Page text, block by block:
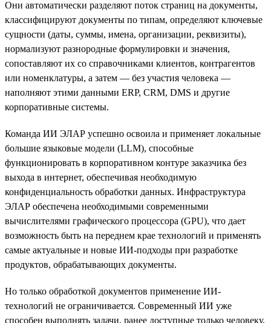
Они автоматически разделяют поток страниц на документы,
классифицируют документы по типам, определяют ключевые
сущности (даты, суммы, имена, организации, реквизиты),
нормализуют разнородные формулировки и значения,
сопоставляют их со справочниками клиентов, контрагентов
или номенклатуры, а затем — без участия человека —
наполняют этими данными ERP, CRM, DMS и другие
корпоративные системы.
Команда ИИ ЭЛАР успешно освоила и применяет локальные
большие языковые модели (LLM), способные
функционировать в корпоративном контуре заказчика без
выхода в интернет, обеспечивая необходимую
конфиденциальность обработки данных. Инфраструктура
ЭЛАР обеспечена необходимыми современными
вычислителями графического процессора (GPU), что дает
возможность быть на переднем крае технологий и применять
самые актуальные и новые ИИ-подходы при разработке
продуктов, обрабатывающих документы.
Но только обработкой документов применение ИИ-
технологий не ограничивается. Современный ИИ уже
способен выполнять задачи, ранее доступные только человеку,